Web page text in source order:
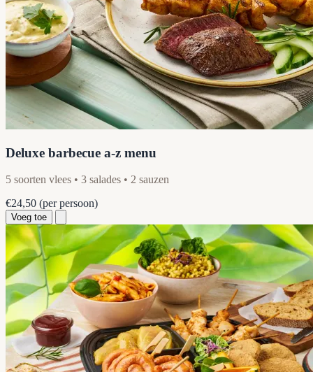
Deluxe barbecue a-z menu
5 soorten vlees • 3 salades • 2 sauzen
€24,50 (per persoon)
Voeg toe